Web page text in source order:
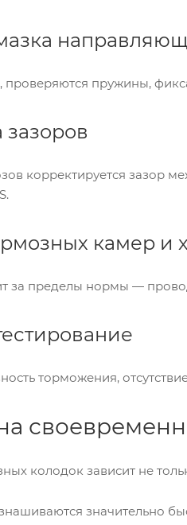
проверяются пружины,
зазоров
корректируется зазор
камер и
за пределы нормы —
торможения,
колодок зависит не
значительно